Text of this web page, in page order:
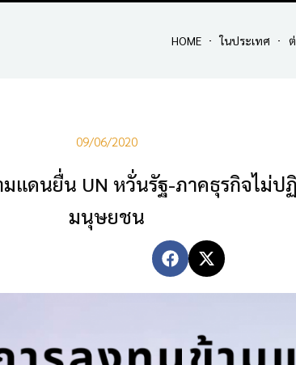
HOME ในประเทศ
09/06/2020
แดนยื่น UN หวั่นรัฐ-ภาคธุรกิจไม่
มนุษยชน